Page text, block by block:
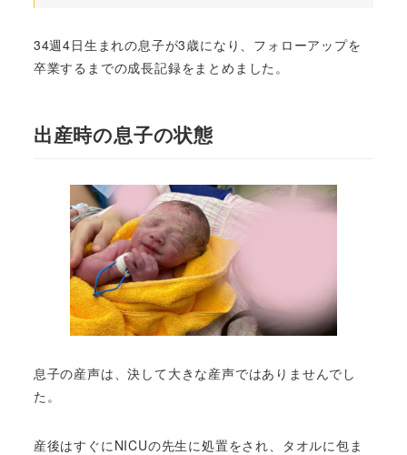
34週4日生まれの息子が3歳になり、フォローアップを
卒業するまでの成長記録をまとめました。
出産時の息子の状態
息子の産声は、決して大きな産声ではありませんでし
た。
産後はすぐにNICUの先生に処置をされ、タオルに包ま